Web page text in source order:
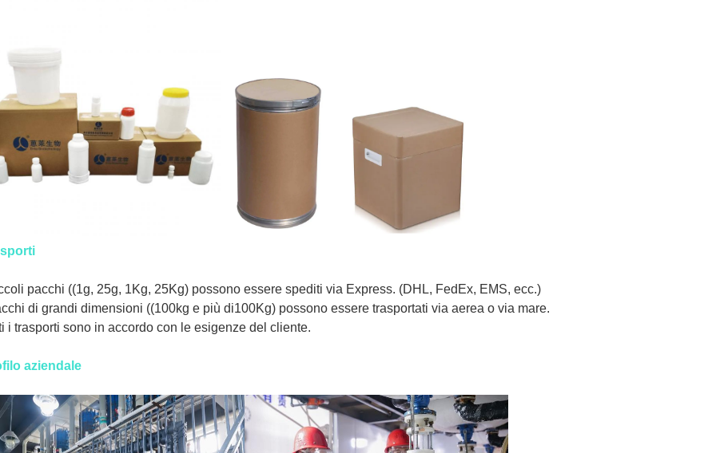
pacchi ((1g, 25g, 1Kg, 25Kg) possono essere spediti via Express. (DHL, FedEx, EMS, ecc.)
di grandi dimensioni ((100kg e più di100Kg) possono essere trasportati via aerea o via mare.
i trasporti sono in accordo con le esigenze del cliente.
aziendale